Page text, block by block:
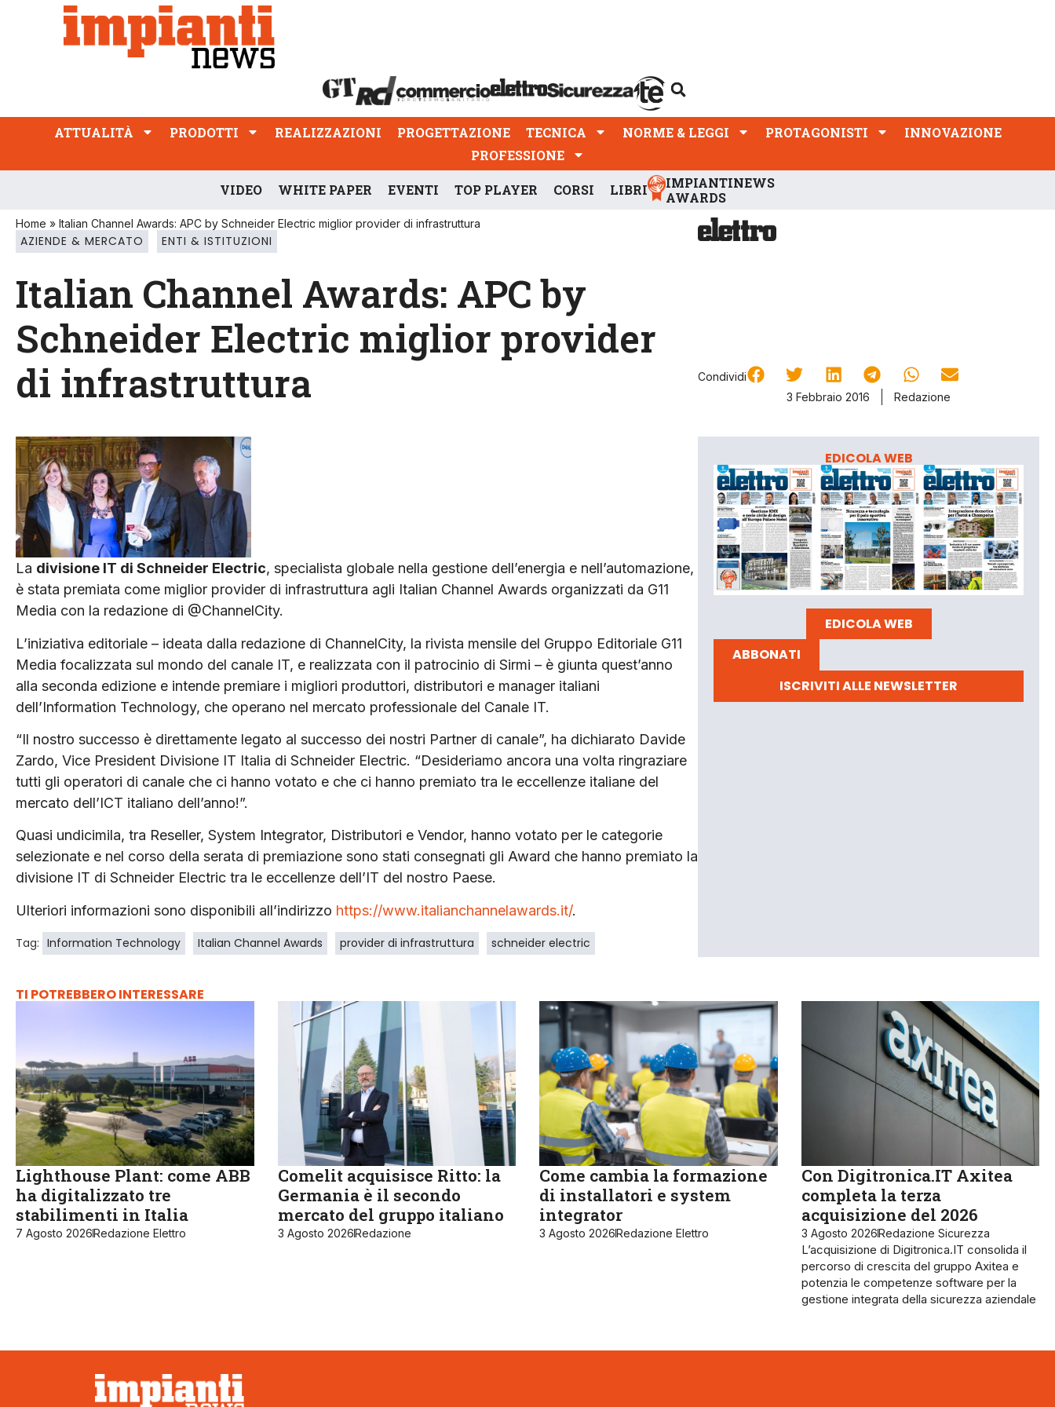
ATTUALITÀ PRODOTTI REALIZZAZIONI
PROFESSIONE
ATTUALITÀ PRODOTTI REALIZZAZIONI PROGETTAZIONE TECNICA NORME & LEGGI PROTAGONISTI
INNOVAZIONE
PROFESSIONE
VIDEO WHITE PAPER EVENTI TOP PLAYER CORSI LIBRI
IMPIANTINEWS
AWARDS
Home » Italian Channel Awards: APC by Schneider Electric miglior provider di infrastruttura
AZIENDE & MERCATO ENTI & ISTITUZIONI
Italian Channel Awards: APC by
Schneider Electric miglior provider
di infrastruttura
Condividi
3 Febbraio 2016
Redazione
La divisione IT di Schneider Electric, specialista globale nella gestione dell’energia e nell’automazione,
è stata premiata come miglior provider di infrastruttura agli Italian Channel Awards organizzati da G11
Media con la redazione di @ChannelCity.
L’iniziativa editoriale – ideata dalla redazione di ChannelCity, la rivista mensile del Gruppo Editoriale G11
Media focalizzata sul mondo del canale IT, e realizzata con il patrocinio di Sirmi – è giunta quest’anno
alla seconda edizione e intende premiare i migliori produttori, distributori e manager italiani
dell’Information Technology, che operano nel mercato professionale del Canale IT.
“Il nostro successo è direttamente legato al successo dei nostri Partner di canale”, ha dichiarato Davide
Zardo, Vice President Divisione IT Italia di Schneider Electric. “Desideriamo ancora una volta ringraziare
tutti gli operatori di canale che ci hanno votato e che ci hanno premiato tra le eccellenze italiane del
mercato dell’ICT italiano dell’anno!”.
Quasi undicimila, tra Reseller, System Integrator, Distributori e Vendor, hanno votato per le categorie
selezionate e nel corso della serata di premiazione sono stati consegnati gli Award che hanno premiato la
divisione IT di Schneider Electric tra le eccellenze dell’IT del nostro Paese.
Ulteriori informazioni sono disponibili all’indirizzo https://www.italianchannelawards.it/.
Tag: Information Technology Italian Channel Awards provider di infrastruttura schneider electric
EDICOLA WEB
EDICOLA WEB
ABBONATI
ISCRIVITI ALLE NEWSLETTER
TI POTREBBERO INTERESSARE
Lighthouse Plant: come ABB
ha digitalizzato tre
stabilimenti in Italia
7 Agosto 2026Redazione Elettro
Comelit acquisisce Ritto: la
Germania è il secondo
mercato del gruppo italiano
3 Agosto 2026Redazione
Come cambia la formazione
di installatori e system
integrator
3 Agosto 2026Redazione Elettro
Con Digitronica.IT Axitea
completa la terza
acquisizione del 2026
3 Agosto 2026Redazione Sicurezza
L’acquisizione di Digitronica.IT consolida il
percorso di crescita del gruppo Axitea e
potenzia le competenze software per la
gestione integrata della sicurezza aziendale